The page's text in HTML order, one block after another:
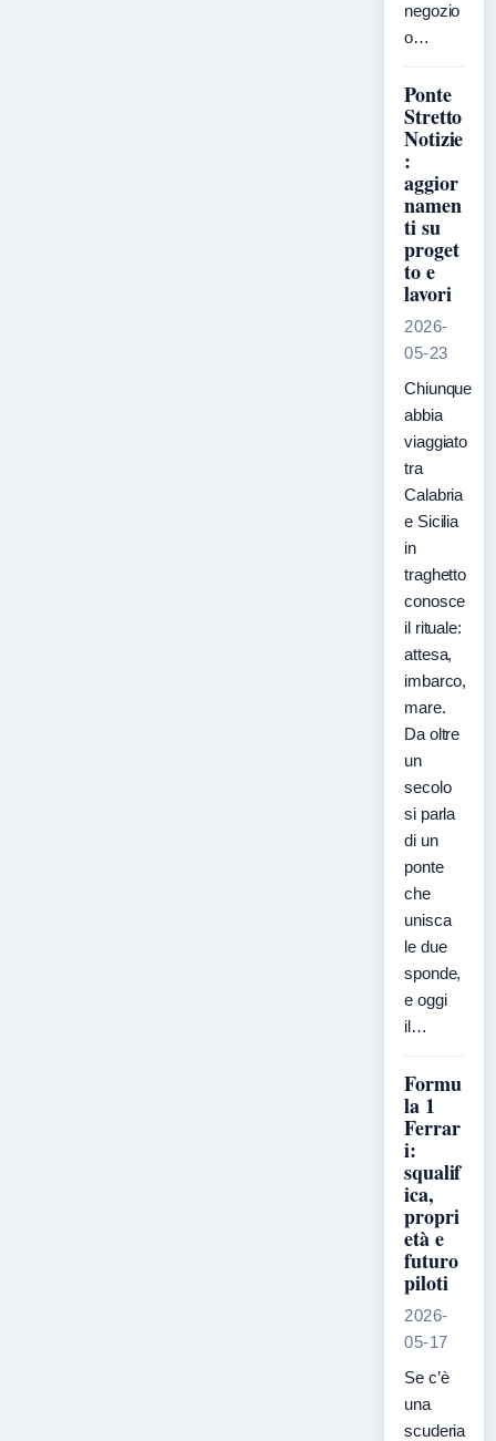
negozio
o…
Ponte
Stretto
Notizie
:
aggior
namen
ti su
proget
to e
lavori
2026-
05-23
Chiunque
abbia
viaggiato
tra
Calabria
e Sicilia
in
traghetto
conosce
il rituale:
attesa,
imbarco,
mare.
Da oltre
un
secolo
si parla
di un
ponte
che
unisca
le due
sponde,
e oggi
il…
Formu
la 1
Ferrar
i:
squalif
ica,
propri
età e
futuro
piloti
2026-
05-17
Se c’è
una
scuderia